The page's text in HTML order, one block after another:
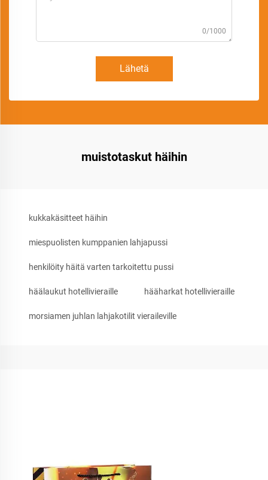
0/1000
Lähetä
muistotaskut häihin
kukkakäsitteet häihin
miespuolisten kumppanien lahjapussi
henkilöity häitä varten tarkoitettu pussi
häälaukut hotellivieraille hääharkat hotellivieraille
morsiamen juhlan lahjakotilit vieraileville